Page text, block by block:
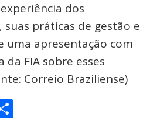
dos
práticas de gestão e
uma apresentação com
da FIA sobre esses
Correio Braziliense)